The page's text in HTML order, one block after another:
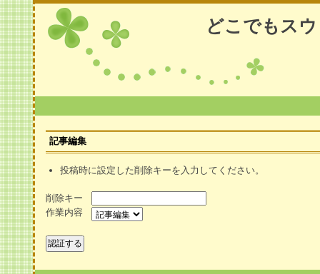
どこでもス
記事編集
投稿時に設定した削除キーを入力してください。
削除キー
作業内容